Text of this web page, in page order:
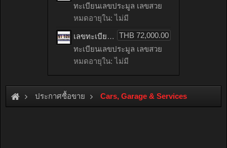
ทะเบียนเลขประมูล เลขสวย
หมดอายุใน: ไม่มี
THB 72,000.00
เลขทะเบียนรถ 5252 ผลรวมดี 23 ทะเบียนประมูล เลขสวย เหมาะกับรถคุณ – 1ขว 5252
ทะเบียนเลขประมูล เลขสวย
หมดอายุใน: ไม่มี
ประกาศซื้อขาย Cars, Garage & Services